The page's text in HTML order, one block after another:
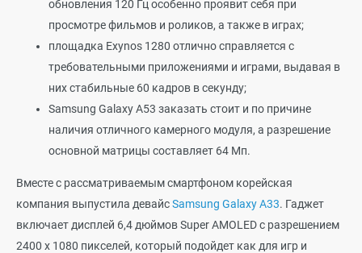
обновления 120 Гц особенно проявит себя при
просмотре фильмов и роликов, а также в играх;
площадка Exynos 1280 отлично справляется с
требовательными приложениями и играми, выдавая в
них стабильные 60 кадров в секунду;
Samsung Galaxy A53 заказать стоит и по причине
наличия отличного камерного модуля, а разрешение
основной матрицы составляет 64 Мп.
Вместе с рассматриваемым смартфоном корейская
компания выпустила девайсSamsung Galaxy A33. Гаджет
включает дисплей 6,4 дюймов Super AMOLED с разрешением
2400 x 1080 пикселей, который подойдет как для игр и